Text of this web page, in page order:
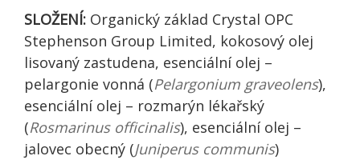
SLOŽENÍ: Organický základ Crystal OPC
Stephenson Group Limited, kokosový olej
lisovaný zastudena, esenciální olej –
pelargonie vonná (Pelargonium graveolens),
esenciální olej – rozmarýn lékařský
(Rosmarinus officinalis), esenciální olej –
jalovec obecný (Juniperus communis)